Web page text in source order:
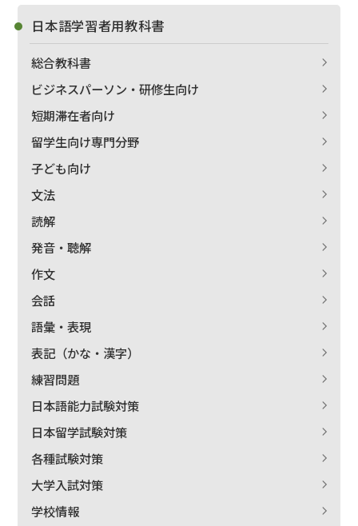
日本語学習者用教科書
総合教科書
ビジネスパーソン・研修生向け
短期滞在者向け
留学生向け専門分野
子ども向け
文法
読解
発音・聴解
作文
会話
語彙・表現
表記（かな・漢字）
練習問題
日本語能力試験対策
日本留学試験対策
各種試験対策
大学入試対策
学校情報